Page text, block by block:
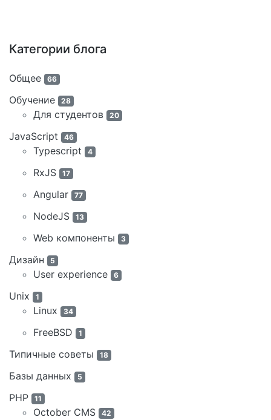
Категории блога
Общее 66
Обучение 28
Для студентов 20
JavaScript 46
Typescript 4
RxJS 17
Angular 77
NodeJS 13
Web компоненты 3
Дизайн 5
User experience 6
Unix 1
Linux 34
FreeBSD 1
Типичные советы 18
Базы данных 5
PHP 11
October CMS 42